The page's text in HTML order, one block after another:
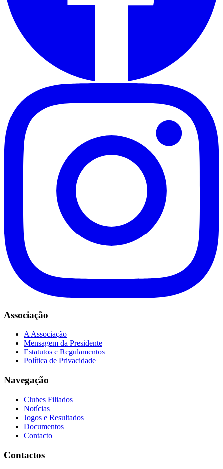
Associação
A Associação
Mensagem da Presidente
Estatutos e Regulamentos
Política de Privacidade
Navegação
Clubes Filiados
Notícias
Jogos e Resultados
Documentos
Contacto
Contactos